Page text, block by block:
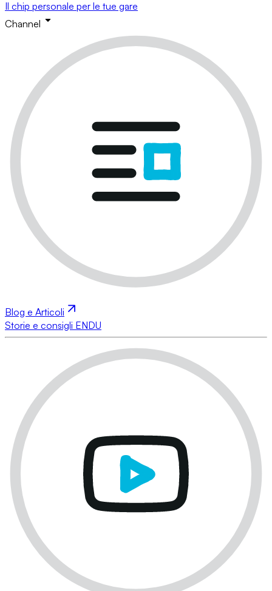
Il chip personale per le tue gare
Channel
Blog e Articoli
Storie e consigli ENDU